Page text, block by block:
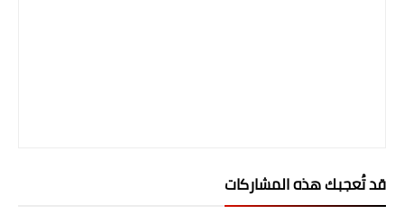
قد تُعجبك هذه المشاركات